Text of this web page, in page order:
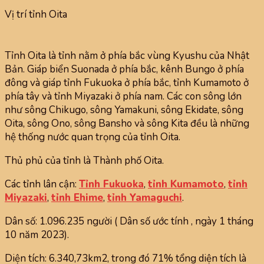
Vị trí tỉnh Oita
Tỉnh Oita là tỉnh nằm ở phía bắc vùng Kyushu của Nhật
Bản. Giáp biển Suonada ở phía bắc, kênh Bungo ở phía
đông và giáp tỉnh Fukuoka ở phía bắc, tỉnh Kumamoto ở
phía tây và tỉnh Miyazaki ở phía nam. Các con sông lớn
như sông Chikugo, sông Yamakuni, sông Ekidate, sông
Oita, sông Ono, sông Bansho và sông Kita đều là những
hệ thống nước quan trọng của tỉnh Oita.
Thủ phủ của tỉnh là Thành phố Oita.
Các tỉnh lân cận: Tỉnh Fukuoka, tỉnh Kumamoto, tỉnh
Miyazaki, tỉnh Ehime, tỉnh Yamaguchi.
Dân số: 1.096.235 người ( Dân số ước tính , ngày 1 tháng
10 năm 2023).
Diện tích: 6.340,73km2, trong đó 71% tổng diện tích là